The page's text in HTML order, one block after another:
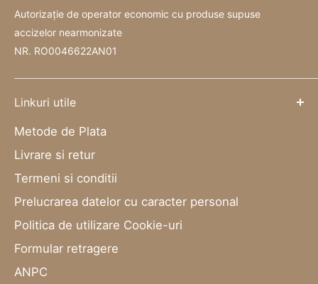
Autorizație de operator economic cu produse supuse
accizelor nearmonizate
NR. RO0046622AN01
Linkuri utile
Metode de Plata
Livrare si retur
Termeni si conditii
Prelucrarea datelor cu caracter personal
Politica de utilizare Cookie-uri
Formular retragere
ANPC